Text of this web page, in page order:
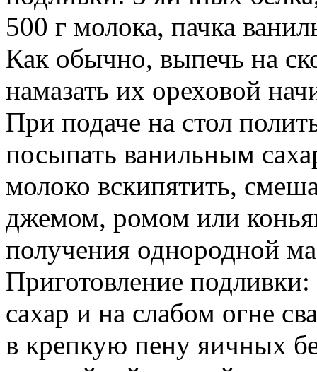
500 г молока, пачка
Как обычно, выпечь на
намазать их ореховой
При подаче на стол
посыпать ванильным
молоко вскипятить,
джемом, ромом или
получения однородной
Приготовление
сахар и на слабом огне
в крепкую пену яичных